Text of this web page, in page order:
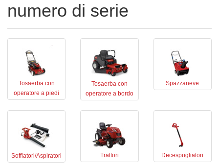
numero di serie
Tosaerba con
operatore a piedi
Tosaerba con
operatore a bordo
Spazzaneve
Soffiatori/Aspiratori Trattori Decespugliatori